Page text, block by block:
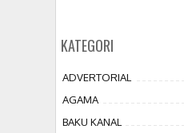
KATEGORI
ADVERTORIAL
AGAMA
BAKU KANAL